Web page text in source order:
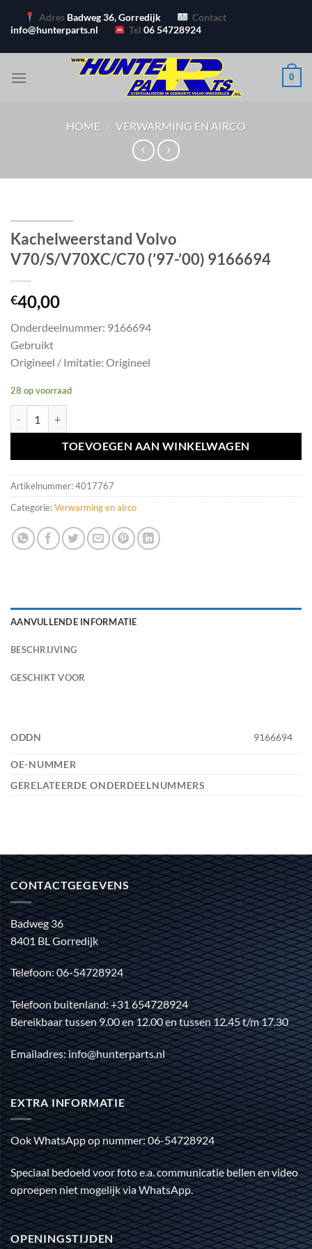
naar
Adres Badweg 36, Gorredijk
Contact
info@hunterparts.nl
Tel06 54728924
0
HOME / VERWARMING EN AIRCO
Kachelweerstand Volvo
V70/S/V70XC/C70 (’97-’00) 9166694
€40,00
Onderdeelnummer: 9166694
Gebruikt
Origineel / Imitatie: Origineel
28 op voorraad
TOEVOEGEN AAN WINKELWAGEN
Artikelnummer:4017767
Categorie:Verwarming en airco
AANVULLENDE INFORMATIE
BESCHRIJVING
GESCHIKT VOOR
ODDN 9166694
OE-NUMMER
GERELATEERDE ONDERDEELNUMMERS
CONTACTGEGEVENS
Badweg 36
8401 BL Gorredijk
Telefoon: 06-54728924
Telefoon buitenland: +31 654728924
Bereikbaar tussen 9.00 en 12.00 en tussen 12.45 t/m 17.30
Emailadres: info@hunterparts.nl
EXTRA INFORMATIE
Ook WhatsApp op nummer: 06-54728924
Speciaal bedoeld voor foto e.a. communicatie bellen en video
oproepen niet mogelijk via WhatsApp.
OPENINGSTIJDEN